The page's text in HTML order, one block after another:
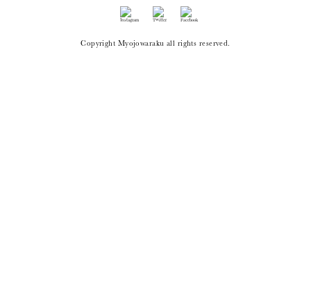
Copyright Myojowaraku all rights reserved.